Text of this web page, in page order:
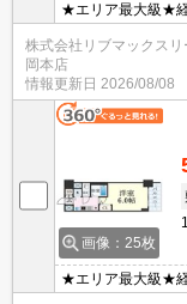
★エリア最大級★経
望がありましたら
能！オンライン内
問題ありません♪
可能になりますの
ーネット無料★
株式会社リブマックス
岡本店
情報更新日 2026/08/08
画像：25枚
★エリア最大級★経
望がありましたら